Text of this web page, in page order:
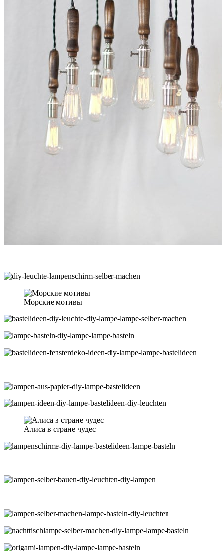
Морские мотивы
Алиса в стране чудес